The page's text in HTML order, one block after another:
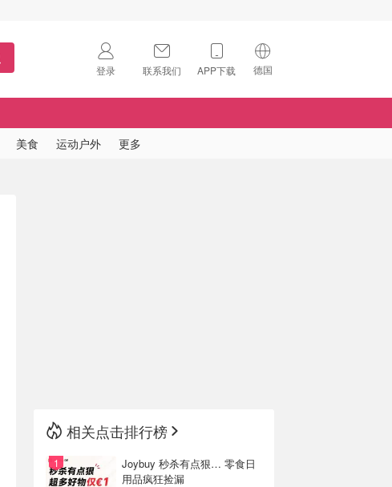
登录 联系我们 APP下载 德国
🇺🇸
美食 运动户外 更多
相关点击排行榜
Joybuy 秒杀有点狠… 零食日
用品疯狂捡漏